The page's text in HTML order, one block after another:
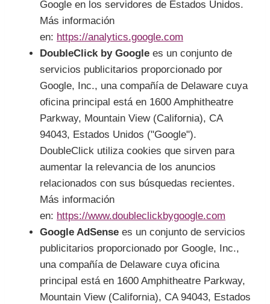
Google en los servidores de Estados Unidos.
Más información
en: https://analytics.google.com
DoubleClick by Google es un conjunto de
servicios publicitarios proporcionado por
Google, Inc., una compañía de Delaware cuya
oficina principal está en 1600 Amphitheatre
Parkway, Mountain View (California), CA
94043, Estados Unidos ("Google").
DoubleClick utiliza cookies que sirven para
aumentar la relevancia de los anuncios
relacionados con sus búsquedas recientes.
Más información
en: https://www.doubleclickbygoogle.com
Google AdSense es un conjunto de servicios
publicitarios proporcionado por Google, Inc.,
una compañía de Delaware cuya oficina
principal está en 1600 Amphitheatre Parkway,
Mountain View (California), CA 94043, Estados